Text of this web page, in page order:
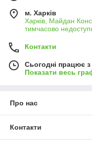
м. Харків
Харків, Майдан
тимчасово
Контакти
Сьогодні працює
Показати весь
Про нас
Контакти